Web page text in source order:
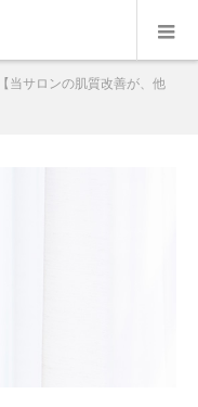
【当サロンの肌質改善が、他